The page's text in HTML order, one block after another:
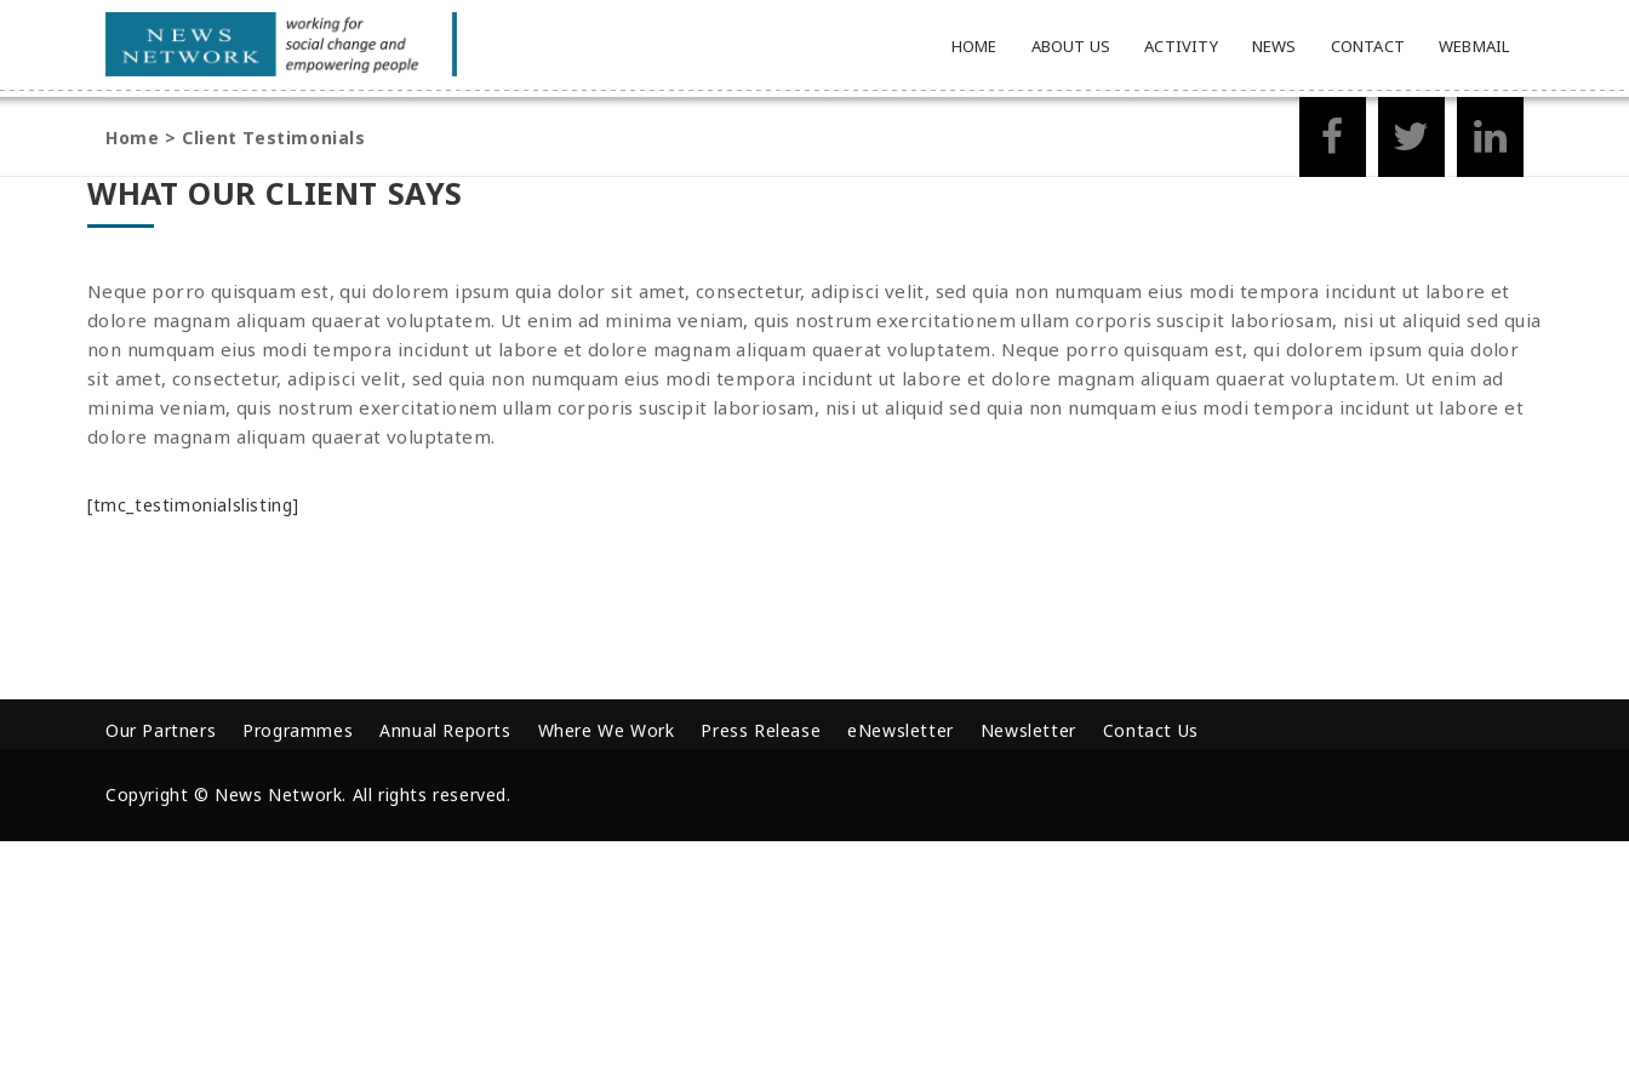
HOME ABOUT US ACTIVITY NEWS CONTACT WEBMAIL
Home > Client Testimonials
WHAT OUR CLIENT SAYS
Neque porro quisquam est, qui dolorem ipsum quia dolor sit amet, consectetur, adipisci velit, sed quia non numquam eius modi tempora incidunt ut labore et
dolore magnam aliquam quaerat voluptatem. Ut enim ad minima veniam, quis nostrum exercitationem ullam corporis suscipit laboriosam, nisi ut aliquid sed quia
non numquam eius modi tempora incidunt ut labore et dolore magnam aliquam quaerat voluptatem. Neque porro quisquam est, qui dolorem ipsum quia dolor
sit amet, consectetur, adipisci velit, sed quia non numquam eius modi tempora incidunt ut labore et dolore magnam aliquam quaerat voluptatem. Ut enim ad
minima veniam, quis nostrum exercitationem ullam corporis suscipit laboriosam, nisi ut aliquid sed quia non numquam eius modi tempora incidunt ut labore et
dolore magnam aliquam quaerat voluptatem.
[tmc_testimonialslisting]
Our Partners Programmes Annual Reports Where We Work Press Release eNewsletter Newsletter Contact Us
Copyright © News Network. All rights reserved.